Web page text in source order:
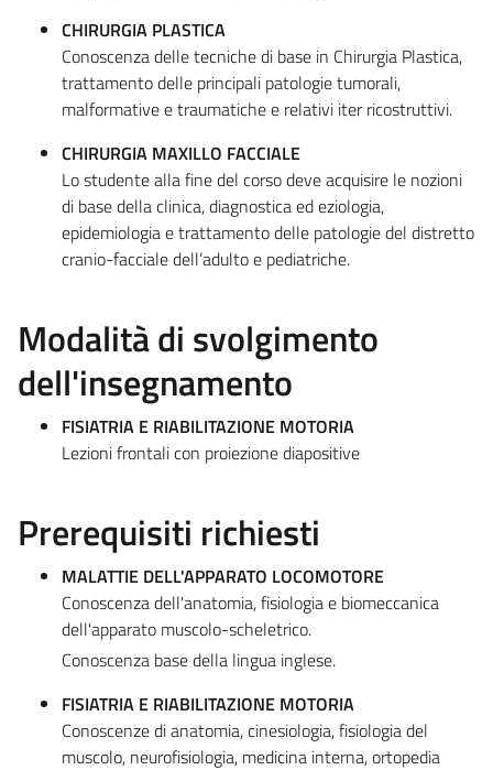
CHIRURGIA PLASTICA
Conoscenza delle tecniche di base in Chirurgia Plastica,
trattamento delle principali patologie tumorali,
malformative e traumatiche e relativi iter ricostruttivi.
CHIRURGIA MAXILLO FACCIALE
Lo studente alla fine del corso deve acquisire le nozioni
di base della clinica, diagnostica ed eziologia,
epidemiologia e trattamento delle patologie del distretto
cranio-facciale dell’adulto e pediatriche.
Modalità di svolgimento
dell'insegnamento
FISIATRIA E RIABILITAZIONE MOTORIA
Lezioni frontali con proiezione diapositive
Prerequisiti richiesti
MALATTIE DELL'APPARATO LOCOMOTORE
Conoscenza dell'anatomia, fisiologia e biomeccanica
dell'apparato muscolo-scheletrico.
Conoscenza base della lingua inglese.
FISIATRIA E RIABILITAZIONE MOTORIA
Conoscenze di anatomia, cinesiologia, fisiologia del
muscolo, neurofisiologia, medicina interna, ortopedia